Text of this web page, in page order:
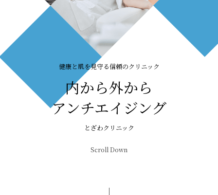
健康と肌を見守る信頼のクリニック
内から外から
アンチエイジング
とざわクリニック
Scroll Down